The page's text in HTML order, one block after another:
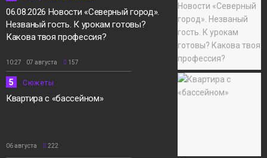
06.08.2026 Новости «Северный город».
Незваный гость. К урокам готовы?
Какова твоя профессия?
10:27 07 августа 157
5 Сюжеты
Квартира с «бассейном»
06 августа 222